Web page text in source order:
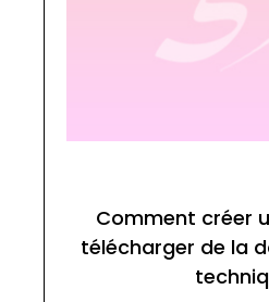
Comment créer
télécharger de la